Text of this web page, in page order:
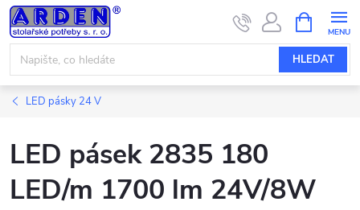
Přejít
na
obsah
HLEDAT
NÁKUPNÍ
KOŠÍK
LED pásky 24 V
LED pásek 2835 180
LED/m 1700 lm 24V/8W